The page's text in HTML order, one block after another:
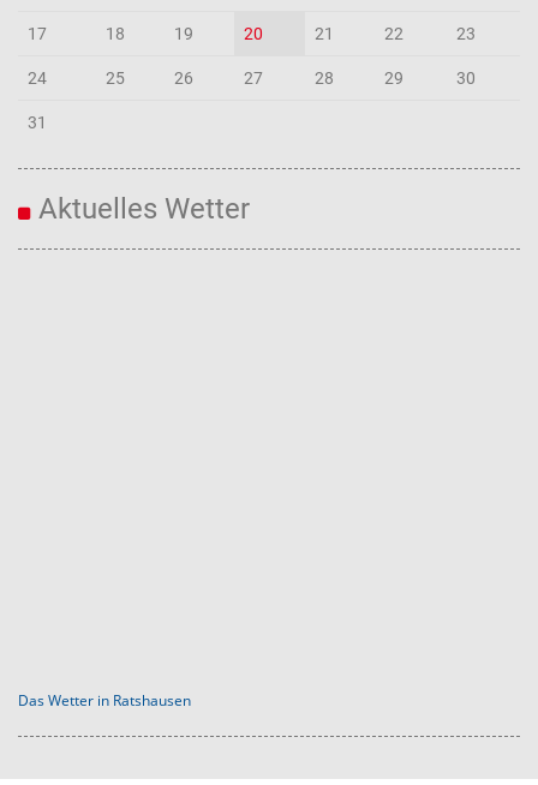
17 18 19 20 21 22 23
24 25 26 27 28 29 30
31
Aktuelles Wetter
Das Wetter in Ratshausen